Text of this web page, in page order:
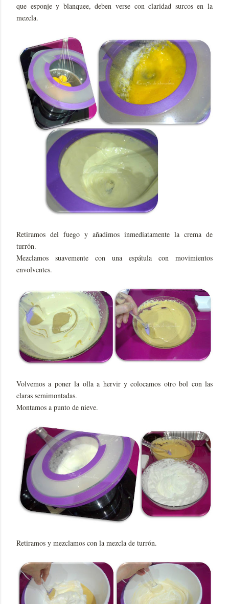
que esponje y blanquee, deben verse con claridad surcos en la
mezcla.
Retiramos del fuego y añadimos inmediatamente la crema de
turrón.
Mezclamos suavemente con una espátula con movimientos
envolventes.
Volvemos a poner la olla a hervir y colocamos otro bol con las
claras semimontadas.
Montamos a punto de nieve.
Retiramos y mezclamos con la mezcla de turrón.